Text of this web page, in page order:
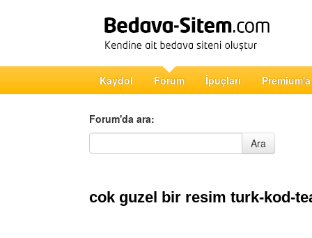
Kaydol Forum İpuçları
Forum'da ara:
Forum'da ara
Ara
cok guzel bir resim turk-kod-